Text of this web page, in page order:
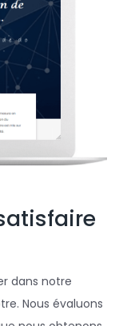
dans notre
Nous évaluons